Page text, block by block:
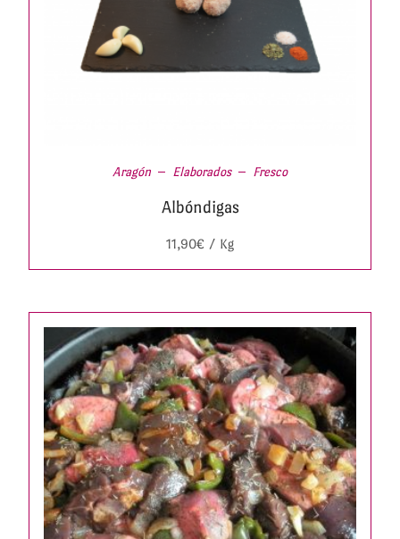
Aragón Elaborados Fresco
Albóndigas
11,90€ / Kg